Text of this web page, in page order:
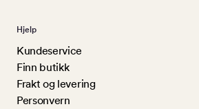
Hjelp
Kundeservice
Finn butikk
Frakt og levering
Personvern